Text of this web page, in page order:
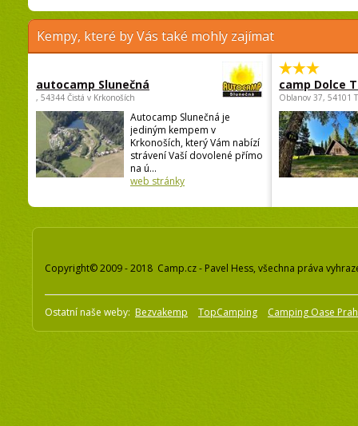
Kempy, které by Vás také mohly zajímat
autocamp Slunečná
, 54344 Čistá v Krkonoších
Autocamp Slunečná je
jediným kempem v
Krkonoších, který Vám nabízí
strávení Vaší dovolené přímo
na ú...
web stránky
camp Dolce
Oblanov 37, 54101
Copyright© 2009 - 2018 Camp.cz - Pavel Hess, všechna práva
Ostatní naše weby: Bezvakemp TopCamping Camping Oase